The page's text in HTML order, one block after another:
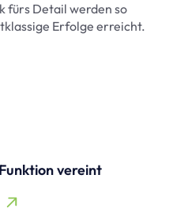
fürs Detail werden so
Erfolge erreicht.
vereint